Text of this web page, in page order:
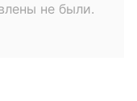
не были.